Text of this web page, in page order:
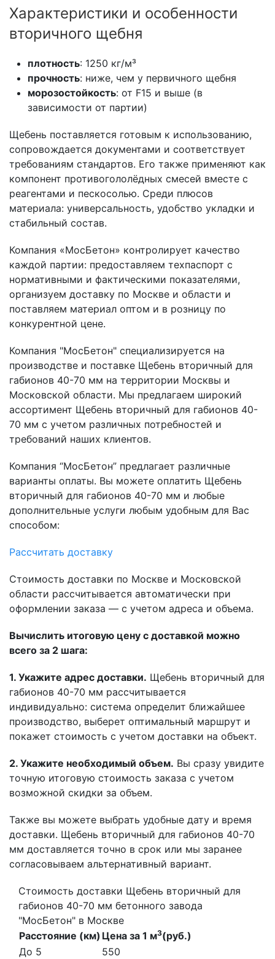
Характеристики и особенности
вторичного щебня
плотность: 1250 кг/м³
прочность: ниже, чем у первичного щебня
морозостойкость: от F15 и выше (в
зависимости от партии)
Щебень поставляется готовым к использованию,
сопровождается документами и соответствует
требованиям стандартов. Его также применяют как
компонент противогололёдных смесей вместе с
реагентами и пескосолью. Среди плюсов
материала: универсальность, удобство укладки и
стабильный состав.
Компания «МосБетон» контролирует качество
каждой партии: предоставляем техпаспорт с
нормативными и фактическими показателями,
организуем доставку по Москве и области и
поставляем материал оптом и в розницу по
конкурентной цене.
Компания "МосБетон" специализируется на
производстве и поставке Щебень вторичный для
габионов 40-70 мм на территории Москвы и
Московской области. Мы предлагаем широкий
ассортимент Щебень вторичный для габионов 40-
70 мм с учетом различных потребностей и
требований наших клиентов.
Компания “МосБетон” предлагает различные
варианты оплаты. Вы можете оплатить Щебень
вторичный для габионов 40-70 мм и любые
дополнительные услуги любым удобным для Вас
способом:
Рассчитать доставку
Стоимость доставки по Москве и Московской
области рассчитывается автоматически при
оформлении заказа — с учетом адреса и объема.
Вычислить итоговую цену с доставкой можно
всего за 2 шага:
1. Укажите адрес доставки. Щебень вторичный для
габионов 40-70 мм рассчитывается
индивидуально: система определит ближайшее
производство, выберет оптимальный маршрут и
покажет стоимость с учетом доставки на объект.
2. Укажите необходимый объем. Вы сразу увидите
точную итоговую стоимость заказа с учетом
возможной скидки за объем.
Также вы можете выбрать удобные дату и время
доставки. Щебень вторичный для габионов 40-70
мм доставляется точно в срок или мы заранее
согласовываем альтернативный вариант.
Стоимость доставки Щебень вторичный для
габионов 40-70 мм бетонного завода
"МосБетон" в Москве
Расстояние (км) Цена за 1 м3(руб.)
До 5
550